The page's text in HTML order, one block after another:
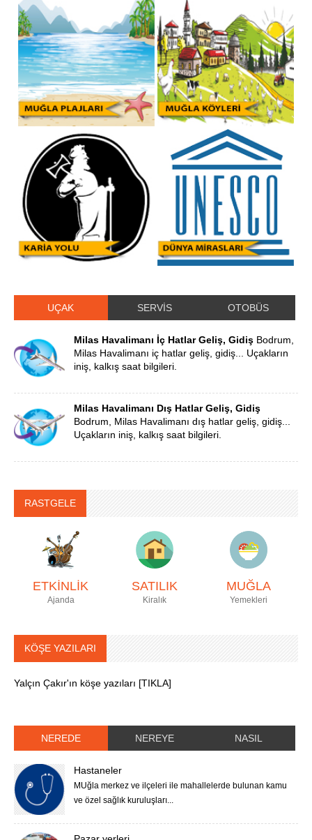
UÇAK SERVİS OTOBÜS
Milas Havalimanı İç Hatlar Geliş, Gidiş Bodrum,
Milas Havalimanı iç hatlar geliş, gidiş... Uçakların
iniş, kalkış saat bilgileri.
Milas Havalimanı Dış Hatlar Geliş, Gidiş
Bodrum, Milas Havalimanı dış hatlar geliş, gidiş...
Uçakların iniş, kalkış saat bilgileri.
RASTGELE
ETKİNLİK
Ajanda
SATILIK
Kiralık
MUĞLA
Yemekleri
KÖŞE YAZILARI
Yalçın Çakır'ın köşe yazıları [TIKLA]
NEREDE NEREYE NASIL
Hastaneler
MUğla merkez ve ilçeleri ile mahallelerde bulunan kamu
ve özel sağlık kuruluşları...